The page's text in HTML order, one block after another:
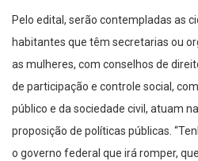
Pelo edital, serão contempladas as
habitantes que têm secretarias ou
as mulheres, com conselhos de
de participação e controle social,
público e da sociedade civil, atuam
proposição de políticas públicas.
o governo federal que irá romper,